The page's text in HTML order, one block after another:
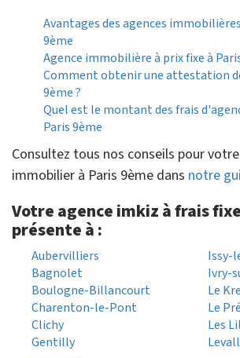
Avantages des agences
9ème
Agence immobilière à prix fixe à
Comment obtenir une attestation
9ème ?
Quel est le montant des frais
Paris 9ème
Consultez tous nos conseils pour
immobilier à Paris 9ème dans notre
Votre agence imkiz à frais
présente à :
Aubervilliers
Bagnolet
Boulogne-Billancourt
Charenton-le-Pont
Clichy
Gentilly
Issy-
Ivry-
Le
Le
Les